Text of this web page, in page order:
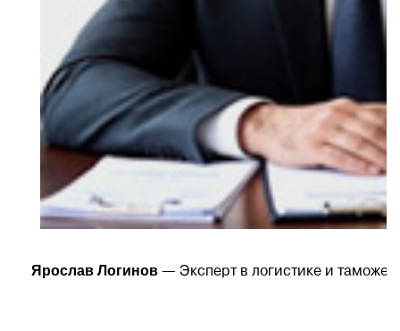
Ярослав Логинов — Эксперт в логистике и